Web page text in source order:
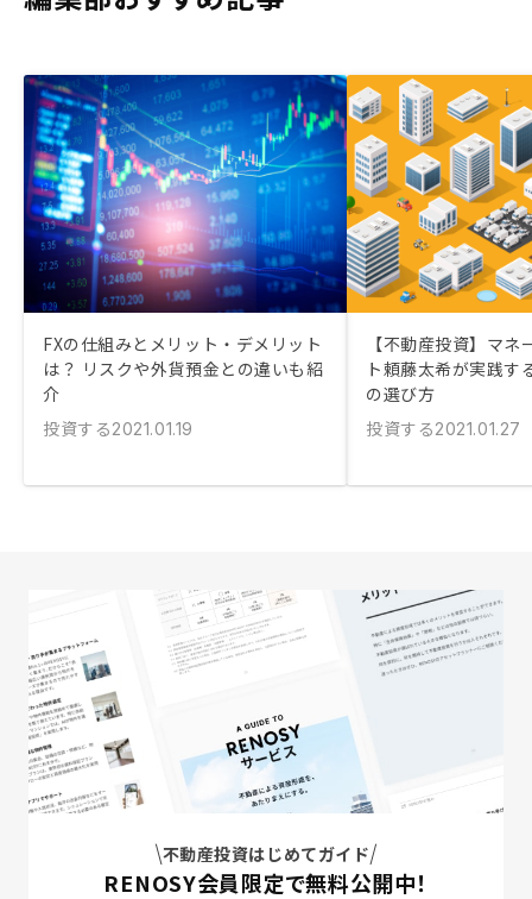
FXの仕組みとメリット・デメリット
は？ リスクや外貨預金との違いも紹
介
投資する2021.01.19
【不動産投資】マ
ト頼藤太希が実践す
の選び方
投資する2021.01.27
不動産投資はじめてガイド
RENOSY会員限定で無料公開中！